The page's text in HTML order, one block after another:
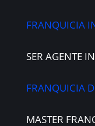
FRANQUICIA
SER AGENTE
FRANQUICIA
MASTER